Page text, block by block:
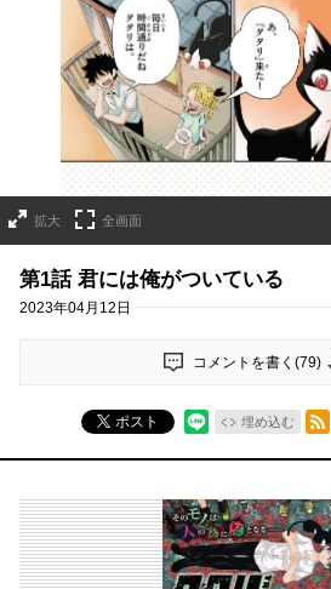
拡大 全画面
第1話 君には俺がついている
2023年04月12日
コメントを書く(79)
ポスト 埋め込む
RSSフィード